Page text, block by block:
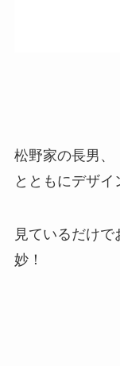
松野家の長男、
とともにデザイ
見ているだけ
妙！